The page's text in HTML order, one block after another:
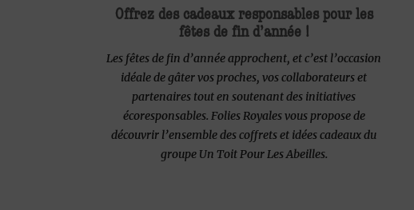
Offrez des cadeaux responsables pour les
fêtes de fin d’année !
Les fêtes de fin d’année approchent, et c’est l’occasion
idéale de gâter vos proches, vos collaborateurs et
partenaires tout en soutenant des initiatives
écoresponsables. Folies Royales vous propose de
découvrir l’ensemble des coffrets et idées cadeaux du
groupe Un Toit Pour Les Abeilles.